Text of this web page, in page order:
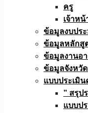
ครู
เจ้าหน้
ข้อมูลงบประ
ข้อมูลหลักสู
ข้อมูลงานอ
ข้อมูลจังหวั
แบบประเมิ
” สรุป
แบบป